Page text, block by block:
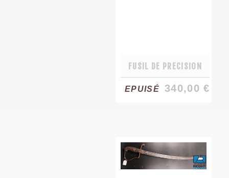
FUSIL DE PRECISION
EPUISÉ 340,00 €